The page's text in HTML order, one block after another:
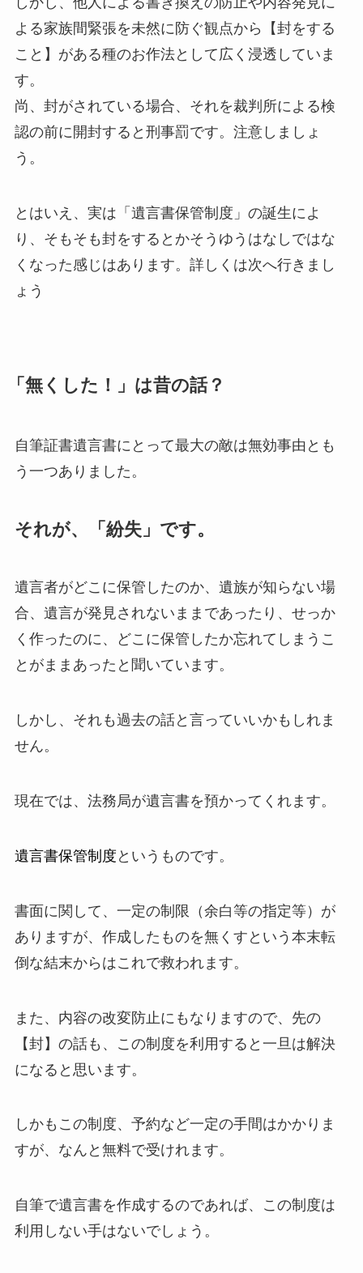
よる家族間緊張を未然に防ぐ観点から【封をする
こと】がある種のお作法として広く浸透していま
す。
尚、封がされている場合、それを裁判所による検
認の前に開封すると刑事罰です。注意しましょ
う。
とはいえ、実は「遺言書保管制度」の誕生によ
り、そもそも封をするとかそうゆうはなしではな
くなった感じはあります。詳しくは次へ行きまし
ょう
「無くした！」は昔の話？
自筆証書遺言書にとって最大の敵は無効事由とも
う一つありました。
それが、「紛失」です。
遺言者がどこに保管したのか、遺族が知らない場
合、遺言が発見されないままであったり、せっか
く作ったのに、どこに保管したか忘れてしまうこ
とがままあったと聞いています。
しかし、それも過去の話と言っていいかもしれま
せん。
現在では、法務局が遺言書を預かってくれます。
遺言書保管制度 というものです。
書面に関して、一定の制限（余白等の指定等）が
ありますが、作成したものを無くすという本末転
倒な結末からはこれで救われます。
また、内容の改変防止にもなりますので、先の
【封】の話も、この制度を利用すると一旦は解決
になると思います。
しかもこの制度、予約など一定の手間はかかりま
すが、なんと無料で受けれます。
自筆で遺言書を作成するのであれば、この制度は
利用しない手はないでしょう。